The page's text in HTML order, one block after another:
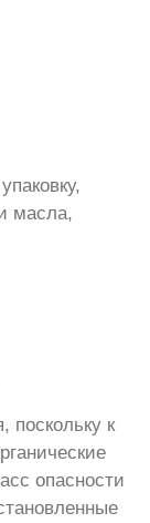
масла,
поскольку к
опасности